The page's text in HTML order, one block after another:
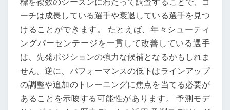
ーチは成長している選手や衰退している選手を見つ
けることができます。 たとえば、年々シューティ
ングパーセンテージを一貫して改善している選手
は、先発ポジションの強力な候補となるかもしれま
せん。逆に、パフォーマンスの低下はラインアップ
の調整や追加のトレーニングに焦点を当てる必要が
あることを示唆する可能性があります。 予測モデ